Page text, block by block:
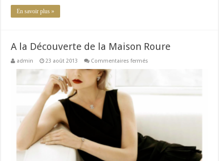
En savoir plus »
A la Découverte de la Maison Roure
admin 23 août 2013 Commentaires fermés
de